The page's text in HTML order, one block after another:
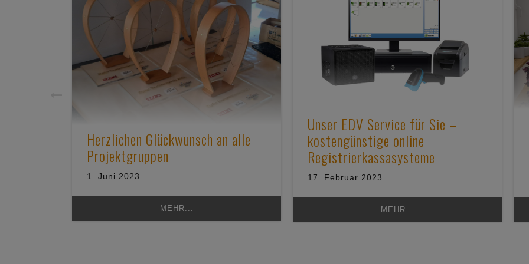
Herzlichen Glückwunsch an alle
Projektgruppen
1. Juni 2023
MEHR...
Unser EDV Service für Sie –
kostengünstige online
Registrierkassasysteme
17. Februar 2023
MEHR...